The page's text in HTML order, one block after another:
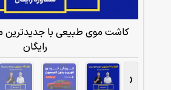
با جدیدترین متدها و مشاوره
‹